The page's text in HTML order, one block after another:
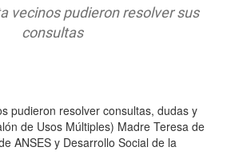
vecinos pudieron resolver sus
consultas
pudieron resolver consultas, dudas y
de Usos Múltiples) Madre Teresa de
ANSES y Desarrollo Social de la